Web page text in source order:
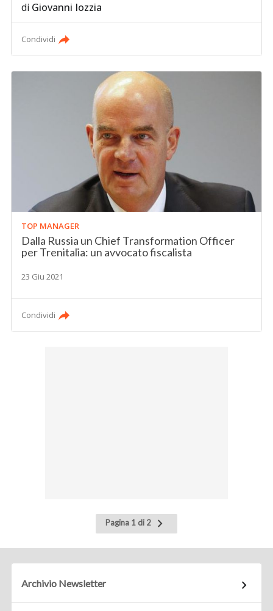
di Giovanni Iozzia
Condividi
TOP MANAGER
Dalla Russia un Chief Transformation Officer
per Trenitalia: un avvocato fiscalista
23 Giu 2021
Condividi
Pagina 1 di 2
Pagina
successiva
Archivio Newsletter